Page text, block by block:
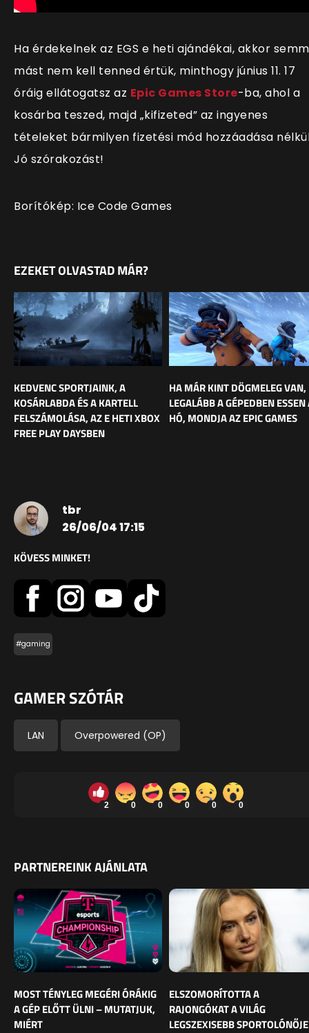
Ha érdekelnek az EGS e heti ajándékai, akkor
mást nem kell tenned értük, minthogy június 11. 17
óráig ellátogatsz az Epic Games Store-ba, ahol a
kosárba teszed, majd „kifizeted” az ingyenes
tételeket bármilyen fizetési mód hozzáadása
Jó szórakozást!
Borítókép: Ice Code Games
EZEKET OLVASTAD MÁR?
KEDVENC SPORTJAINK, A
KOSÁRLABDA ÉS A KARTELL
FELSZÁMOLÁSA, AZ E HETI XBOX
FREE PLAY DAYSBEN
HA MÁR KINT DÖGMELEG VAN,
LEGALÁBB A GÉPEDBEN ESSEN
HÓ, MONDJA AZ EPIC GAMES
tbr
26/06/04 17:15
KÖVESS MINKET!
#gaming
GAMER SZÓTÁR
LAN Overpowered (OP)
2 0 0 0 0 0
PARTNEREINK AJÁNLATA
MOST TÉNYLEG MEGÉRI ÓRÁKIG
A GÉP ELŐTT ÜLNI – MUTATJUK,
MIÉRT
ELSZOMORÍTOTTA A
RAJONGÓKAT A VILÁG
LEGSZEXISEBB SPORTOLÓNŐJE